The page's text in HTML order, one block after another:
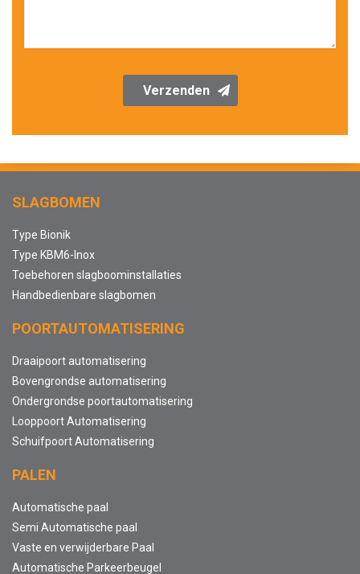
Verzenden
SLAGBOMEN
Type Bionik
Type KBM6-Inox
Toebehoren slagboominstallaties
Handbedienbare slagbomen
POORTAUTOMATISERING
Draaipoort automatisering
Bovengrondse automatisering
Ondergrondse poortautomatisering
Looppoort Automatisering
Schuifpoort Automatisering
PALEN
Automatische paal
Semi Automatische paal
Vaste en verwijderbare Paal
Automatische Parkeerbeugel